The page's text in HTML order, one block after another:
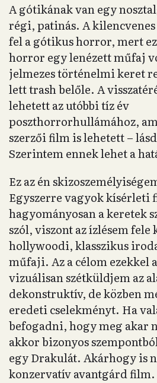
A gótikának van egy
régi, patinás. A
fel a gótikus horror, mert
horror egy lenézett műfaj
jelmezes történelmi keret
lett trash belőle. A
lehetett az utóbbi tíz év
poszthorrorhullámához,
szerzői film is lehetett –
Szerintem ennek lehet a
Ez az én
Egyszerre vagyok kísérleti
hagyományosan a keretek
szól, viszont az ízlésem fele
hollywoodi, klasszikus
műfaji. Az a célom ezekkel
vizuálisan szétküldjem az
dekonstruktív, de közben
eredeti cselekményt. Ha
befogadni, hogy meg akar
akkor bizonyos
egy Drakulát. Akárhogy is
konzervatív avantgárd film.